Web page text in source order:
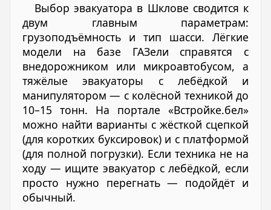
Выбор эвакуатора в Шклове сводится к
двум главным параметрам:
грузоподъёмность и тип шасси. Лёгкие
модели на базе ГАЗели справятся с
внедорожником или микроавтобусом, а
тяжёлые эвакуаторы с лебёдкой и
манипулятором — с колёсной техникой до
10–15 тонн. На портале «Встройке.бел»
можно найти варианты с жёсткой сцепкой
(для коротких буксировок) и с платформой
(для полной погрузки). Если техника не на
ходу — ищите эвакуатор с лебёдкой, если
просто нужно перегнать — подойдёт и
обычный.